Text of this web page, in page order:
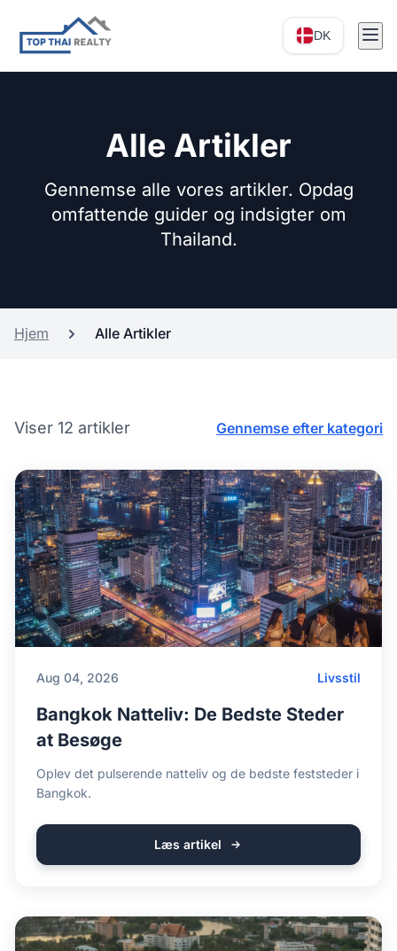
DK
Alle Artikler
Gennemse alle vores artikler. Opdag
omfattende guider og indsigter om
Thailand.
Hjem Alle Artikler
Viser 12 artikler Gennemse efter kategori
Aug 04, 2026 Livsstil
Bangkok Natteliv: De Bedste Steder
at Besøge
Oplev det pulserende natteliv og de bedste feststeder i
Bangkok.
Læs artikel